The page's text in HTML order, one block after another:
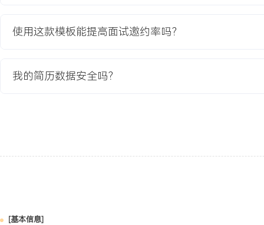
2.商户对接：根据规划的业态方向，主动外出扫街，寻找目标品类的
进行洽谈，累计拜访意向商户超过XXX家。
接待讲解，成功邀约XX组商户到场。
4.签约跟进：对有意向的商户进行多次回访，带看场地，解答政策疑
使用这款模板能提高面试邀约率吗？
我的简历数据安全吗？
[基本信息]